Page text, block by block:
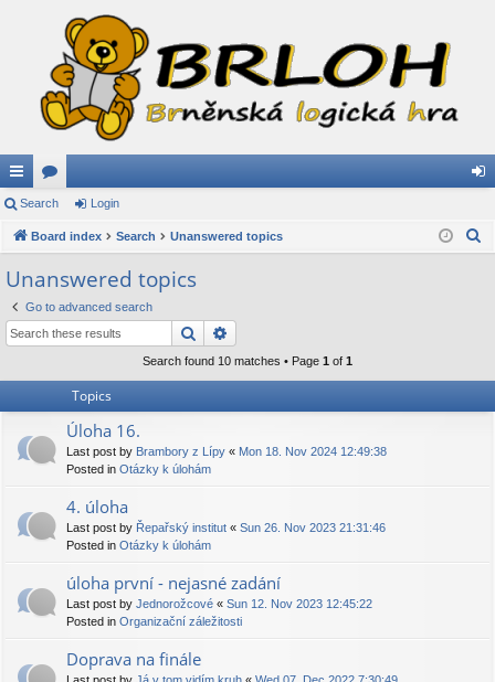
ui
ck
lin
ks
or
u
s
in
Search Login
Board index Search Unanswered topics
Unanswered topics
Go to advanced search
Search
Search found 10 matches • Page 1 of 1
Topics
Úloha 16.
Last post by Brambory z Lípy « Mon 18. Nov 2024 12:49:38
Posted in Otázky k úlohám
4. úloha
Last post by Řepařský institut « Sun 26. Nov 2023 21:31:46
Posted in Otázky k úlohám
úloha první - nejasné zadání
Last post by Jednorožcové « Sun 12. Nov 2023 12:45:22
Posted in Organizační záležitosti
Doprava na finále